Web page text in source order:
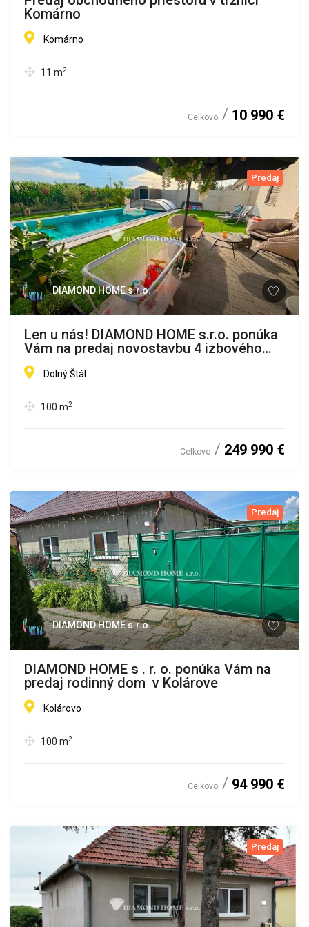
Komárno
Komárno
11 m2
Celkovo 10 990 €
Predaj
DIAMOND HOME s.r.o.
Len u nás! DIAMOND HOME s.r.o. ponúka
Vám na predaj novostavbu 4 izbového
rodinného domu kuchynskou linkou
urobené na mieru , zastrešeným bazénom
Dolný Štál
100 m2
Celkovo 249 990 €
Predaj
DIAMOND HOME s.r.o.
DIAMOND HOME s . r. o. ponúka Vám na
predaj rodinný dom v Kolárove
Kolárovo
100 m2
Celkovo 94 990 €
Predaj